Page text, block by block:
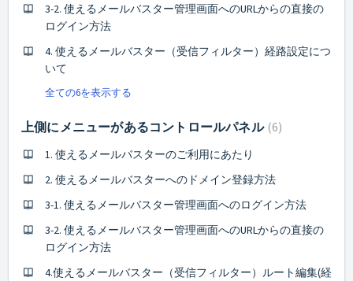
3-2. 使えるメールバスター管理画面へのURLからの直接の
ログイン方法
4. 使えるメールバスター（受信フィルター）経路設定につ
いて
全ての6を表示する
上側にメニューがあるコントロールパネル 6
1. 使えるメールバスターのご利用にあたり
2. 使えるメールバスターへのドメイン登録方法
3-1. 使えるメールバスター管理画面へのログイン方法
3-2. 使えるメールバスター管理画面へのURLからの直接の
ログイン方法
4.使えるメールバスター（受信フィルター）ルート編集(経